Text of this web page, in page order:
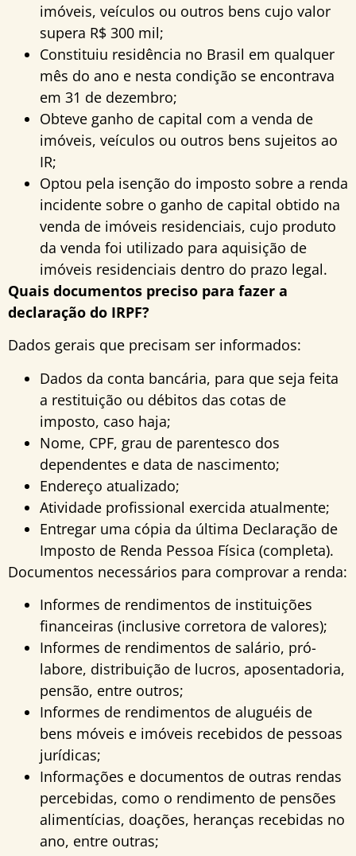
imóveis, veículos ou outros bens cujo valor
supera R$ 300 mil;
Constituiu residência no Brasil em qualquer
mês do ano e nesta condição se encontrava
em 31 de dezembro;
Obteve ganho de capital com a venda de
imóveis, veículos ou outros bens sujeitos ao
IR;
Optou pela isenção do imposto sobre a renda
incidente sobre o ganho de capital obtido na
venda de imóveis residenciais, cujo produto
da venda foi utilizado para aquisição de
imóveis residenciais dentro do prazo legal.
Quais documentos preciso para fazer a
declaração do IRPF?
Dados gerais que precisam ser informados:
Dados da conta bancária, para que seja feita
a restituição ou débitos das cotas de
imposto, caso haja;
Nome, CPF, grau de parentesco dos
dependentes e data de nascimento;
Endereço atualizado;
Atividade profissional exercida atualmente;
Entregar uma cópia da última Declaração de
Imposto de Renda Pessoa Física (completa).
Documentos necessários para comprovar a renda:
Informes de rendimentos de instituições
financeiras (inclusive corretora de valores);
Informes de rendimentos de salário, pró-
labore, distribuição de lucros, aposentadoria,
pensão, entre outros;
Informes de rendimentos de aluguéis de
bens móveis e imóveis recebidos de pessoas
jurídicas;
Informações e documentos de outras rendas
percebidas, como o rendimento de pensões
alimentícias, doações, heranças recebidas no
ano, entre outras;